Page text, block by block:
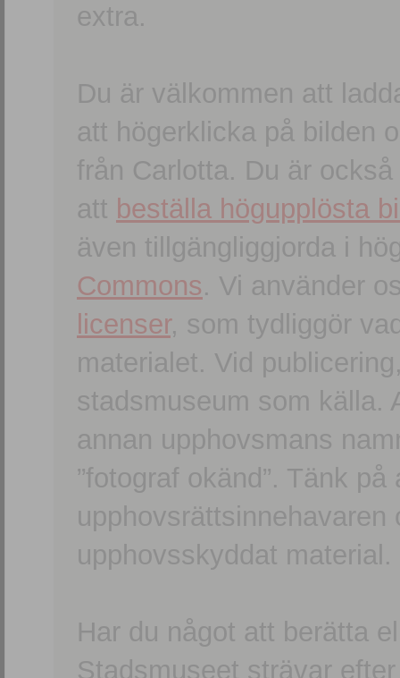
extra.
Du är välkommen att
att högerklicka på bilden
från Carlotta. Du är
att beställa högupplösta
även tillgängliggjorda i
Commons. Vi använder
licenser, som tydliggör
materialet. Vid
stadsmuseum som källa.
annan upphovsmans
”fotograf okänd”. Tänk
upphovsskyddat material.
Har du något att berätta
Stadsmuseet strävar